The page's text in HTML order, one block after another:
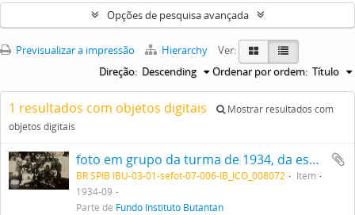
Opções de pesquisa avançada
Previsualizar a impressão Hierarchy
Ver:
Ordenar por ordem: Título
Direção: Descending
1 resultados com objetos digitais
Mostrar resultados com
objetos digitais
foto em grupo da turma de 1934, da esquerda para direita, a 19ª pessoa Alexandrina Fernandez, 17ª pessoa Antônia Carvalheiro"
BR SPIB IBU-03-01-sefot-07-006-IB_ICO_008072
Item
1934-09
Parte de Fundo Instituto Butantan